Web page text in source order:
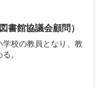
書館協議会顧問）
校の教員となり、教
。